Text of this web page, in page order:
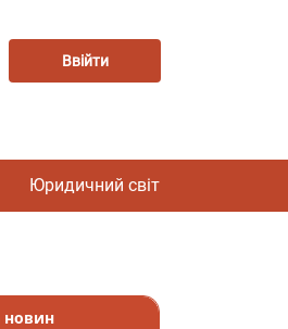
Ввійти
Юридичний світ
новин